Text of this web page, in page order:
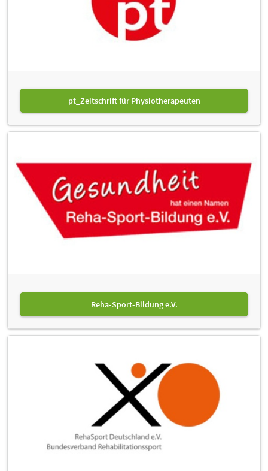
pt_Zeitschrift für Physiotherapeuten
Reha-Sport-Bildung e.V.